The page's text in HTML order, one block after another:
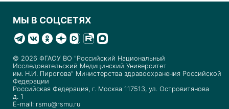
МЫ В СОЦСЕТЯХ
© 2026 ФГАОУ ВО "Российский Национальный
Исследовательский Медицинский Университет
им. Н.И. Пирогова" Министерства здравоохранения Российской
Федерации
Российская Федерация, г. Москва 117513, ул. Островитянова
д. 1
E-mail: rsmu@rsmu.ru